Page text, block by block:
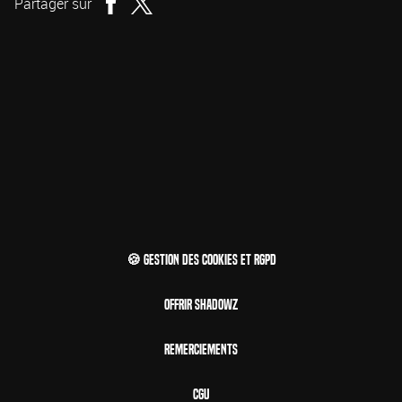
🍪 Gestion des cookies et RGPD
Offrir Shadowz
Remerciements
CGU